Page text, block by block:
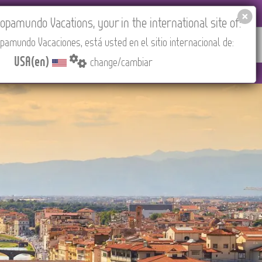
ABOUT US CONTACT Find your Tour
Vacations, your in the international site of:
Vacaciones, está usted en el sitio internacional de:
USA(en) change/cambiar